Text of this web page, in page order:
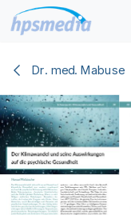
Zum Inhalt springen
Dr. med. Mabuse